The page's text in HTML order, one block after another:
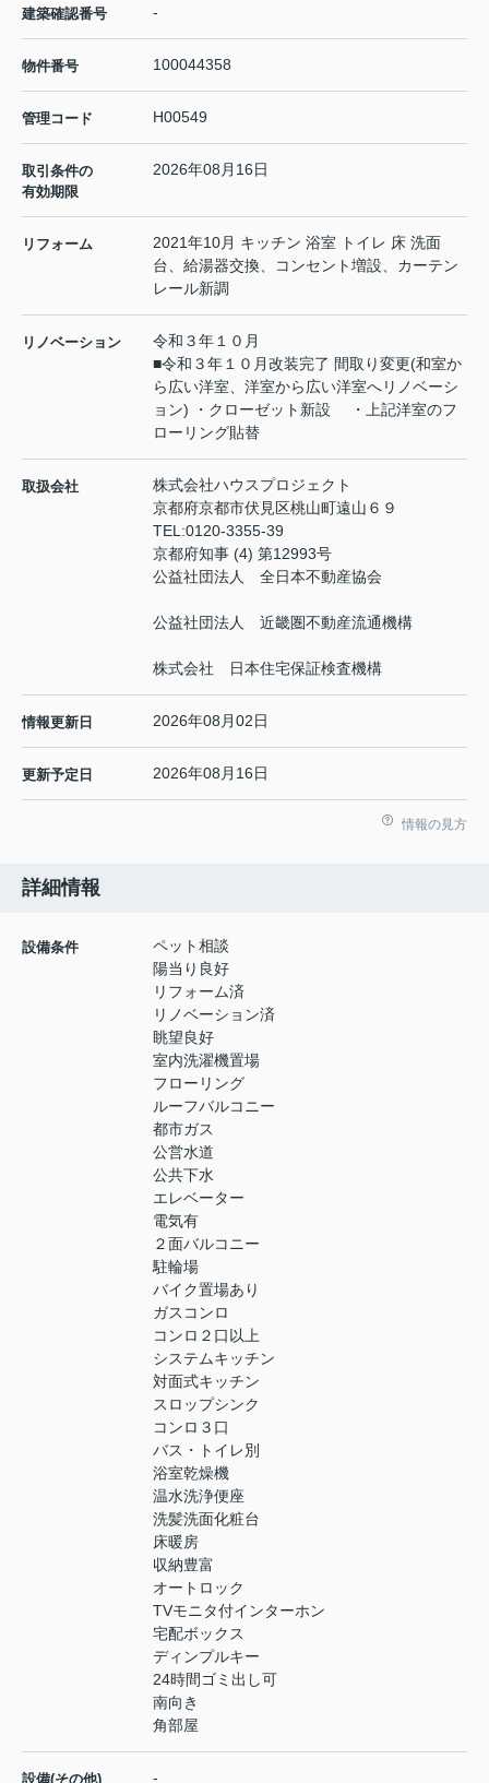
建築確認番号 -
物件番号 100044358
管理コード H00549
取引条件の
有効期限
2026年08月16日
リフォーム
2021年10月 キッチン 浴室 トイレ 床 洗面
台、給湯器交換、コンセント増設、カーテン
レール新調
リノベーション
令和３年１０月
■令和３年１０月改装完了 間取り変更(和室か
ら広い洋室、洋室から広い洋室へリノベーシ
ョン) ・クローゼット新設 ・上記洋室のフ
ローリング貼替
取扱会社
株式会社ハウスプロジェクト
京都府京都市伏見区桃山町遠山６９
TEL:0120-3355-39
京都府知事 (4) 第12993号
公益社団法人 全日本不動産協会
公益社団法人 近畿圏不動産流通機構
株式会社 日本住宅保証検査機構
情報更新日 2026年08月02日
更新予定日 2026年08月16日
情報の見方
詳細情報
設備条件
ペット相談
陽当り良好
リフォーム済
リノベーション済
眺望良好
室内洗濯機置場
フローリング
ルーフバルコニー
都市ガス
公営水道
公共下水
エレベーター
電気有
２面バルコニー
駐輪場
バイク置場あり
ガスコンロ
コンロ２口以上
システムキッチン
対面式キッチン
スロップシンク
コンロ３口
バス・トイレ別
浴室乾燥機
温水洗浄便座
洗髪洗面化粧台
床暖房
収納豊富
オートロック
TVモニタ付インターホン
宅配ボックス
ディンプルキー
24時間ゴミ出し可
南向き
角部屋
設備(その他) -